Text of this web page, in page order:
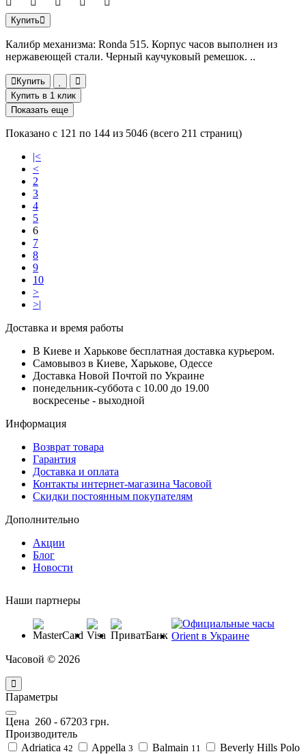
Купить
Калибр механизма: Ronda 515. Корпус часов выполнен из
нержавеющей стали. Черный каучуковый ремешок. ..
Купить
Купить в 1 клик
Показать еще
Показано с 121 по 144 из 5046 (всего 211 страниц)
|<
<
2
3
4
5
6
7
8
9
10
>
>|
Доставка и время работы
В Киеве и Харькове бесплатная доставка курьером.
Самовывоз в Киеве, Харькове, Одессе
Доставка Новой Почтой по Украине
понедельник-суббота с 10.00 до 19.00
воскресенье - выходной
Информация
Возврат товара
Гарантия
Доставка и оплата
Контакты интернет-магазина Часовой
Скидки постоянным покупателям
Дополнительно
Акции
Блог
Новости
Наши партнеры
Часовой © 2026
Параметры
Цена 260 - 67203 грн.
Производитель
Adriatica 42 Appella 3 Balmain 11
Beverly Hills Polo